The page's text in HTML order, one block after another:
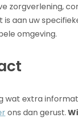
zorgverlening,
is aan uw
omgeving.
wat extra
ons dan gerust.